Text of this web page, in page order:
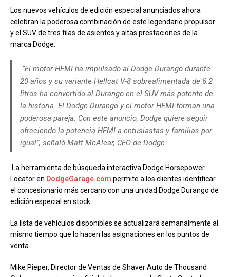
Los nuevos vehículos de edición especial anunciados ahora
celebran la poderosa combinación de este legendario propulsor
y el SUV de tres filas de asientos y altas prestaciones de la
marca Dodge.
“El motor HEMI ha impulsado al Dodge Durango durante
20 años y su variante Hellcat V-8 sobrealimentada de 6.2
litros ha convertido al Durango en el SUV más potente de
la historia. El Dodge Durango y el motor HEMI forman una
poderosa pareja. Con este anuncio, Dodge quiere seguir
ofreciendo la potencia HEMI a entusiastas y familias por
igual”, señaló Matt McAlear, CEO de Dodge.
La herramienta de búsqueda interactiva Dodge Horsepower
Locator en DodgeGarage.com permite a los clientes identificar
el concesionario más cercano con una unidad Dodge Durango de
edición especial en stock.
La lista de vehículos disponibles se actualizará semanalmente al
mismo tiempo que lo hacen las asignaciones en los puntos de
venta.
Mike Pieper, Director de Ventas de Shaver Auto de Thousand